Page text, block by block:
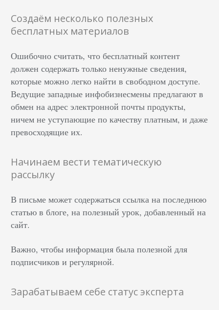
Создаём несколько полезных
бесплатных материалов
Ошибочно считать, что бесплатный контент
должен содержать только ненужные сведения,
которые можно легко найти в свободном доступе.
Ведущие западные инфобизнесмены предлагают в
обмен на адрес электронной почты продукты,
ничем не уступающие по качеству платным, и даже
превосходящие их.
Начинаем вести тематическую
рассылку
В письме может содержаться ссылка на последнюю
статью в блоге, на полезный урок, добавленный на
сайт.
Важно, чтобы информация была полезной для
подписчиков и регулярной.
Зарабатываем себе статус эксперта